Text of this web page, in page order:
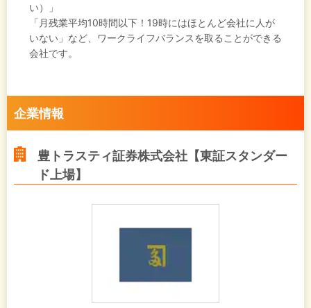
い）」
「月残業平均10時間以下！19時にはほとんど会社に人が
いない」など、ワークライフバランスを取ることができる
会社です。
企業情報
豊トラスティ証券株式会社【東証スタンダー
ド上場】